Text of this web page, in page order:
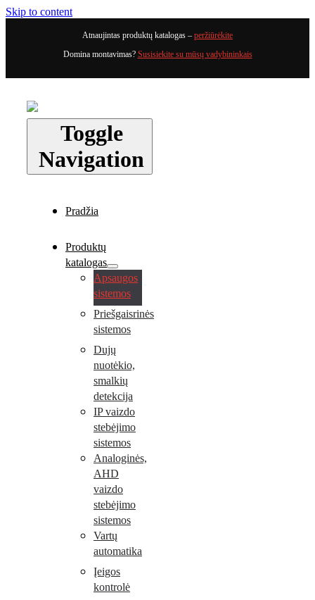
Skip to content
Atnaujintas produktų katalogas – peržiūrėkite
Domina montavimas? Susisiekite su mūsų vadybininkais
Toggle
Navigation
Pradžia
Produktų
katalogas
Apsaugos
sistemos
Priešgaisrinės
sistemos
Dujų
nuotėkio,
smalkių
detekcija
IP vaizdo
stebėjimo
sistemos
Analoginės,
AHD
vaizdo
stebėjimo
sistemos
Vartų
automatika
Įeigos
kontrolė